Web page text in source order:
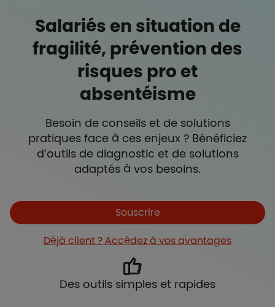
Salariés en situation de
fragilité, prévention des
risques pro et
absentéisme
Besoin de conseils et de solutions
pratiques face à ces enjeux ? Bénéficiez
d’outils de diagnostic et de solutions
adaptés à vos besoins.
Souscrire
Déjà client ? Accédez à vos avantages
Des outils simples et rapides